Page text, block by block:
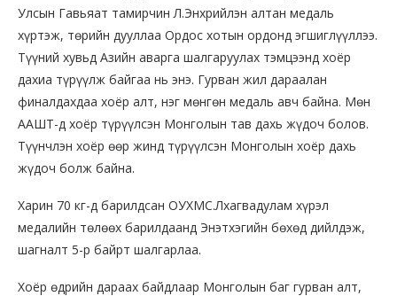
Улсын Гавьяат тамирчин Л.Энхрийлэн алтан медаль
хүртэж, төрийн дууллаа Ордос хотын ордонд эгшиглүүллээ.
Түүний хувьд Азийн аварга шалгаруулах тэмцээнд хоёр
дахиа түрүүлж байгаа нь энэ. Гурван жил дараалан
финалдахдаа хоёр алт, нэг мөнгөн медаль авч байна. Мөн
ААШТ-д хоёр түрүүлсэн Монголын тав дахь жүдоч болов.
Түүнчлэн хоёр өөр жинд түрүүлсэн Монголын хоёр дахь
жүдоч болж байна.
Харин 70 кг-д барилдсан ОУХМС.Лхагвадулам хүрэл
медалийн төлөөх барилдаанд Энэтхэгийн бөхөд дийлдэж,
шагналт 5-р байрт шалгарлаа.
Хоёр өдрийн дараах байдлаар Монголын баг гурван алт,